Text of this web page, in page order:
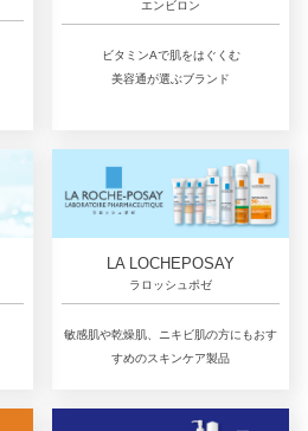
エンビロン
ビタミンAで肌をはぐくむ
美容通が選ぶブランド
LA LOCHEPOSAY
ラロッシュポゼ
敏感肌や乾燥肌、ニキビ肌の方にもおす
すめのスキンケア製品